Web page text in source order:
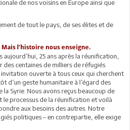
de nos voisins en Europe ainsi que
de tout le pays, de ses élites et de
l’histoire nous enseigne.
25 ans après la réunification,
des centaines de milliers de réfugiés
invitation ouverte à tous ceux qui cherchent
d’un geste humanitaire à l’égard des
Syrie. Nous avons reçus beaucoup de
processus de la réunification et voilà
aux besoins des autres. Notre
politiques – en contrepartie, elle exige